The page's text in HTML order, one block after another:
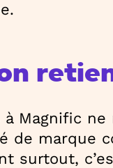
à Magnific
de marque
surtout,